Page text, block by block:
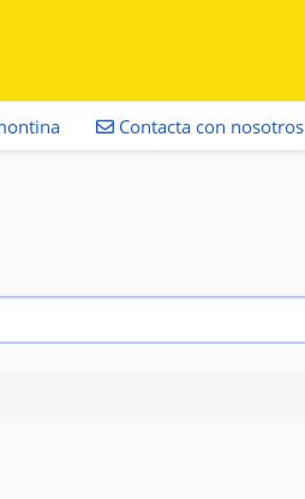
Contacta con nosotros